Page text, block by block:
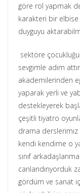
göre rol yapmak
karakteri bir elbise
duyguyu
sektöre
sevgimle adım
akademilerinden
yaparak yerli ve
destekleyerek
çeşitli tiyatro
drama
kendi kendime o
sınıf
canlandırıyorduk
gördüm ve sanat